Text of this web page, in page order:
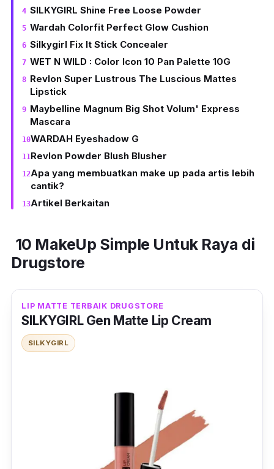
SILKYGIRL Shine Free Loose Powder
Wardah Colorfit Perfect Glow Cushion
Silkygirl Fix It Stick Concealer
WET N WILD : Color Icon 10 Pan Palette 10G
Revlon Super Lustrous The Luscious Mattes
Lipstick
Maybelline Magnum Big Shot Volum' Express
Mascara
WARDAH Eyeshadow G
Revlon Powder Blush Blusher
Apa yang membuatkan make up pada artis lebih
cantik?
Artikel Berkaitan
10 MakeUp Simple Untuk Raya di
Drugstore
LIP MATTE TERBAIK DRUGSTORE
SILKYGIRL Gen Matte Lip Cream
SILKYGIRL